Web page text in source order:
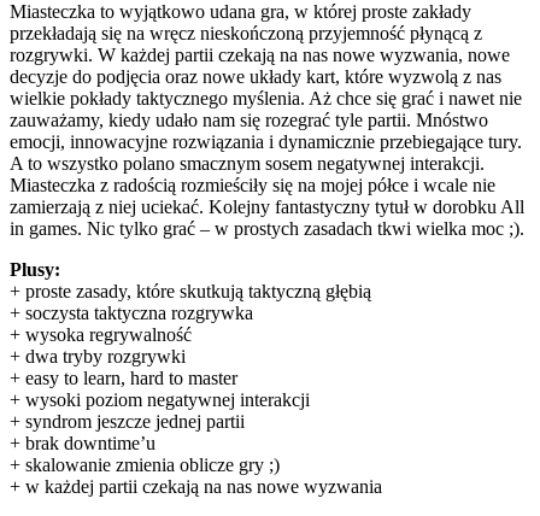
Miasteczka to wyjątkowo udana gra, w której proste zakłady
przekładają się na wręcz nieskończoną przyjemność płynącą z
rozgrywki. W każdej partii czekają na nas nowe wyzwania, nowe
decyzje do podjęcia oraz nowe układy kart, które wyzwolą z nas
wielkie pokłady taktycznego myślenia. Aż chce się grać i nawet nie
zauważamy, kiedy udało nam się rozegrać tyle partii. Mnóstwo
emocji, innowacyjne rozwiązania i dynamicznie przebiegające tury.
A to wszystko polano smacznym sosem negatywnej interakcji.
Miasteczka z radością rozmieściły się na mojej półce i wcale nie
zamierzają z niej uciekać. Kolejny fantastyczny tytuł w dorobku All
in games. Nic tylko grać – w prostych zasadach tkwi wielka moc ;).
Plusy:
+ proste zasady, które skutkują taktyczną głębią
+ soczysta taktyczna rozgrywka
+ wysoka regrywalność
+ dwa tryby rozgrywki
+ easy to learn, hard to master
+ wysoki poziom negatywnej interakcji
+ syndrom jeszcze jednej partii
+ brak downtime’u
+ skalowanie zmienia oblicze gry ;)
+ w każdej partii czekają na nas nowe wyzwania